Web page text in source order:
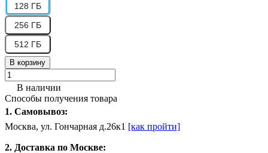
128 ГБ
256 ГБ
512 ГБ
В корзину
В наличии
Способы получения товара
1. Самовывоз:
Москва, ул. Гончарная д.26к1 [как пройти]
2. Доставка по Москве: